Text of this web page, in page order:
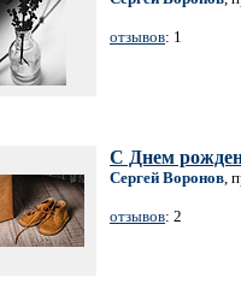
отзывов: 1
С Днем
Сергей Воронов,
отзывов: 2